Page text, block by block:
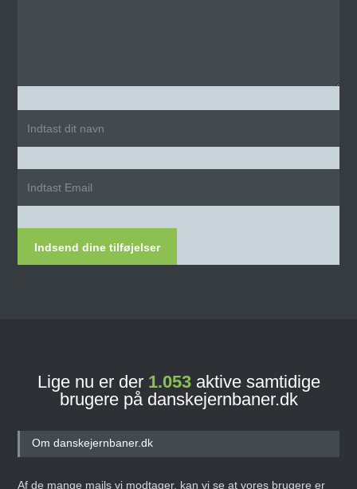
Indsend dine tilføjelser
Lige nu er der 1.053aktive samtidige
brugere på danskejernbaner.dk
Om danskejernbaner.dk
Af de mange mails vi modtager, kan vi se at vores brugere er